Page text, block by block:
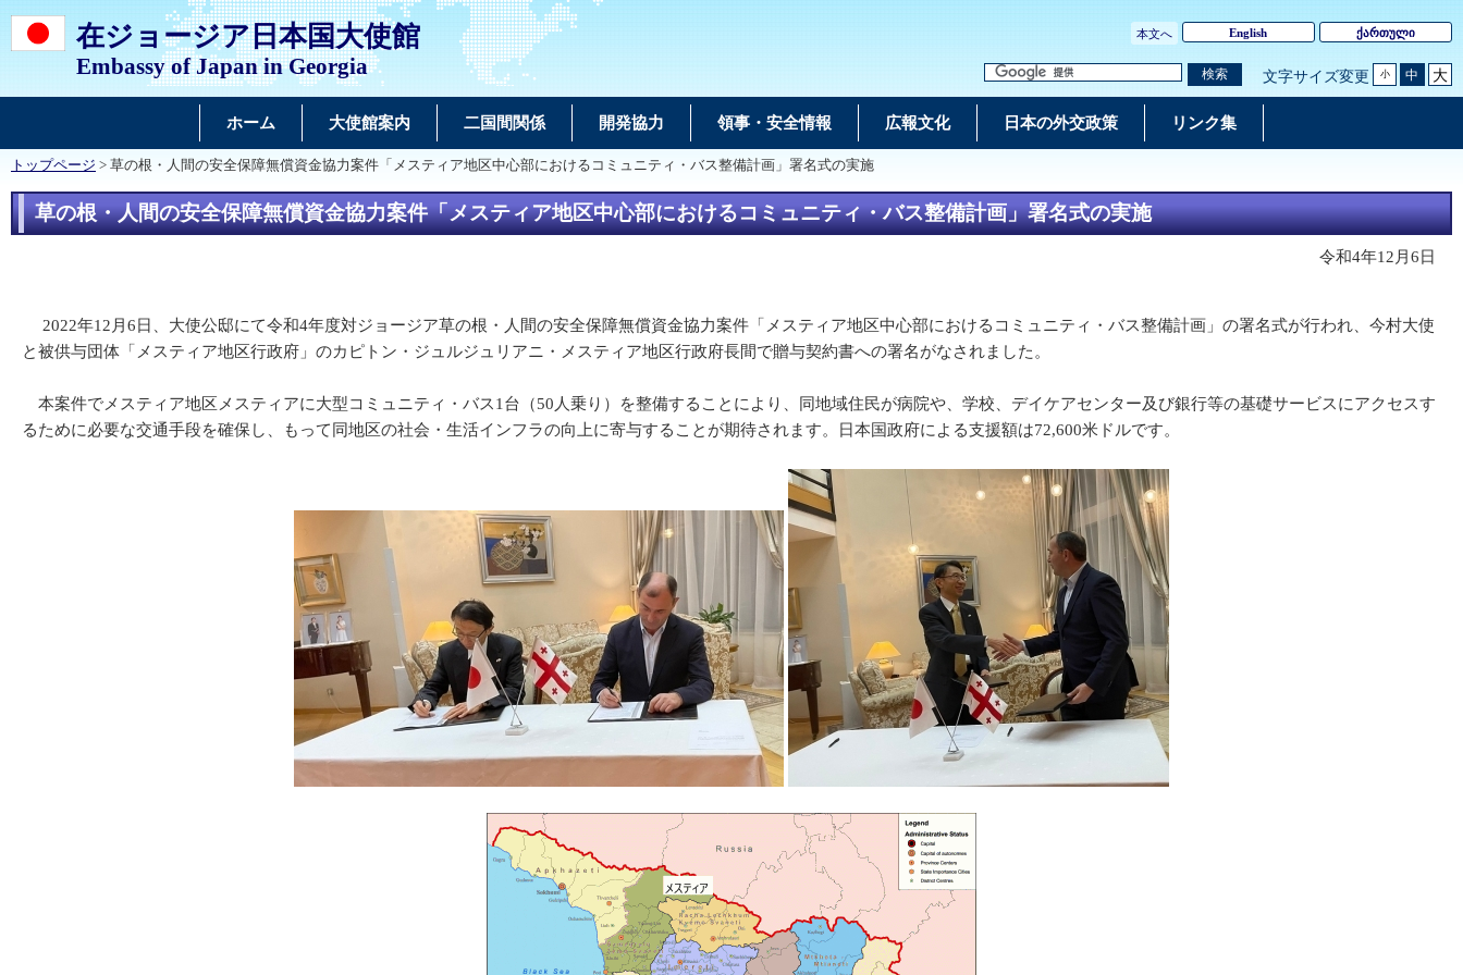
在ジョージア日本国大使館
Embassy of Japan in Georgia
本文へ English ქართული
検索 文字サイズ変更 小 中 大
ホーム 大使館案内 二国間関係 開発協力 領事・安全情報 広報文化 日本の外交政策 リンク集
トップページ > 草の根・人間の安全保障無償資金協力案件「メスティア地区中心部におけるコミュニティ・バス整備計画」署名式の実施
草の根・人間の安全保障無償資金協力案件「メスティア地区中心部におけるコミュニティ・バス整備計画」署名式の実施
令和4年12月6日
2022年12月6日、大使公邸にて令和4年度対ジョージア草の根・人間の安全保障無償資金協力案件「メスティア地区中心部におけるコミュニティ・バス整備計画」の署名式が行われ、今村大使
と被供与団体「メスティア地区行政府」のカピトン・ジュルジュリアニ・メスティア地区行政府長間で贈与契約書への署名がなされました。
本案件でメスティア地区メスティアに大型コミュニティ・バス1台（50人乗り）を整備することにより、同地域住民が病院や、学校、デイケアセンター及び銀行等の基礎サービスにアクセスす
るために必要な交通手段を確保し、もって同地区の社会・生活インフラの向上に寄与することが期待されます。日本国政府による支援額は72,600米ドルです。